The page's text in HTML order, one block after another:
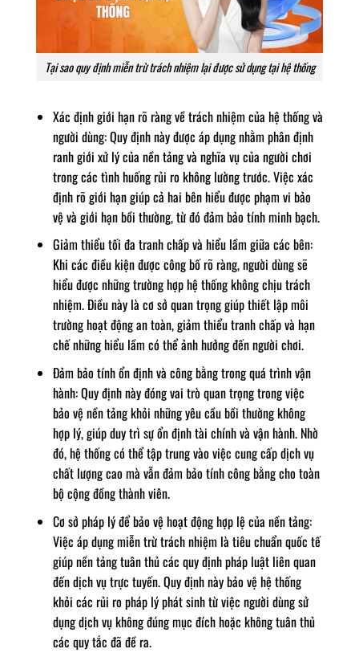
Tại sao quy định miễn trừ trách nhiệm lại được sử dụng tại hệ thống
Xác định giới hạn rõ ràng về trách nhiệm của hệ thống và
người dùng: Quy định này được áp dụng nhằm phân định
ranh giới xử lý của nền tảng và nghĩa vụ của người chơi
trong các tình huống rủi ro không lường trước. Việc xác
định rõ giới hạn giúp cả hai bên hiểu được phạm vi bảo
vệ và giới hạn bồi thường, từ đó đảm bảo tính minh bạch.
Giảm thiểu tối đa tranh chấp và hiểu lầm giữa các bên:
Khi các điều kiện được công bố rõ ràng, người dùng sẽ
hiểu được những trường hợp hệ thống không chịu trách
nhiệm. Điều này là cơ sở quan trọng giúp thiết lập môi
trường hoạt động an toàn, giảm thiểu tranh chấp và hạn
chế những hiểu lầm có thể ảnh hưởng đến người chơi.
Đảm bảo tính ổn định và công bằng trong quá trình vận
hành: Quy định này đóng vai trò quan trọng trong việc
bảo vệ nền tảng khỏi những yêu cầu bồi thường không
hợp lý, giúp duy trì sự ổn định tài chính và vận hành. Nhờ
đó, hệ thống có thể tập trung vào việc cung cấp dịch vụ
chất lượng cao mà vẫn đảm bảo tính công bằng cho toàn
bộ cộng đồng thành viên.
Cơ sở pháp lý để bảo vệ hoạt động hợp lệ của nền tảng:
Việc áp dụng miễn trừ trách nhiệm là tiêu chuẩn quốc tế
giúp nền tảng tuân thủ các quy định pháp luật liên quan
đến dịch vụ trực tuyến. Quy định này bảo vệ hệ thống
khỏi các rủi ro pháp lý phát sinh từ việc người dùng sử
dụng dịch vụ không đúng mục đích hoặc không tuân thủ
các quy tắc đã đề ra.